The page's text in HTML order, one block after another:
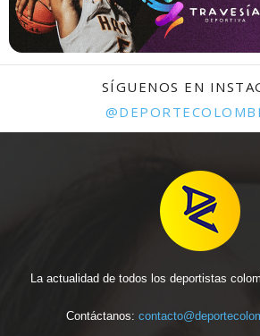
SÍGUENOS EN
La actualidad de todos los deportistas
Contáctanos: